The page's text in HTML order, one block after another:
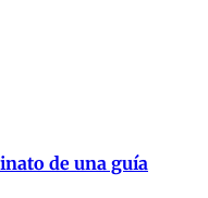
de una guía